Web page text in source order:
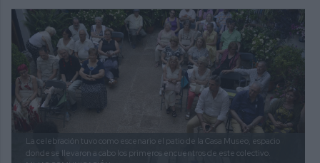
La celebración tuvo como escenario el patio de la Casa Museo, espacio
donde se llevaron a cabo los primeros encuentros de este colectivo.